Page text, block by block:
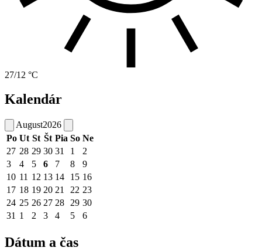
27/12 °C
Kalendár
August2026
Po Ut St Št Pia So Ne
27 28 29 30 31 1
2
3
4 5 6 7 8
9
10 11 12 13 14 15 16
17 18 19 20 21 22 23
24 25 26 27 28 29 30
31 1 2 3 4 5 6
Dátum a čas